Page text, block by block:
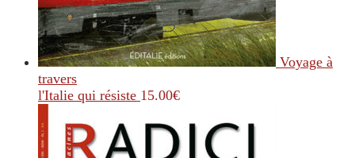
Voyage à
travers
l'Italie qui résiste 15.00€